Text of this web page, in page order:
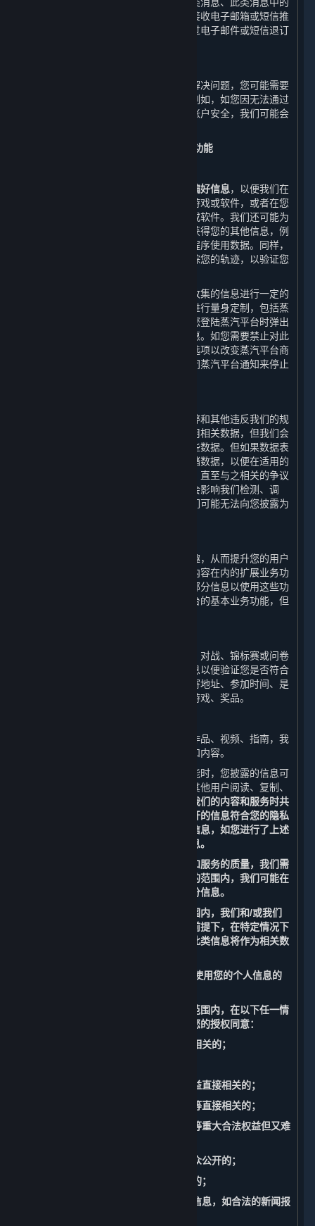
哪些链接被打开等相关信息。如您拒绝接收电子邮箱或短信推
送的商业信息，您可以随时在平台、通过电子邮件或短信退订
在您接受客户支持服务时，为了帮助您解决问题，您可能需要
提供本政策中未明确提及的其他信息，例如，如您因无法通过
密码成功登录账户而投诉，为确保您的账户安全，我们可能会
（二） 改进我们的内容和服务所必需的功能
订单信息、浏览信息和偏好信息，以便我们在
您启动平台时向您展示您可能感兴趣的游戏或软件，或者在您
搜索时向您展示您可能希望找到的游戏或软件。我们还可能为
了改进内容和服务的质量的合理需要而获得您的其他信息，例
如通过自动电子交互收集的数据和应用程序使用数据。同样，
我们也将通过我们的网站和应用程序跟踪您的轨迹，以验证您
为了改善您的用户体验，我们可能会对收集的信息进行一定的
处理，以便我们能够根据您的个性需求进行量身定制，包括蒸
汽平台商店页面显示的内容和服务以及您登陆蒸汽平台时弹出
的内容和服务的更新、相关的建议和优惠。如您需要禁止对此
类信息的处理，您可以通过设置特定筛选项以改变蒸汽平台商
店页面显示的内容和服务，或者通过关闭蒸汽平台通知来停止
为了检测、调查、处理和预防欺诈、作弊和其他违反我们的规
定和适用法律的行为，我们会收集和使用相关数据，但我们会
仅在上述目的所需的最短时间内存储这些数据。但如果数据表
明可能发生违规行为，我们将进一步存储数据，以便在适用的
诉讼时效期间用于主张索赔或进行抗辩，直至与之相关的争议
得到解决。请注意，如果披露此类信息会影响我们检测、调
查、处理和防止违规行为的机制，则我们可能无法向您披露为
为提升您通过平台运行游戏的便捷和乐趣，从而提升您的用户
体验，我们的平台会提供包括如下所列内容在内的扩展业务功
能。您可选择授权我们收集和使用您的部分信息以使用这些功
能；如您拒绝授权，您依然可以使用平台的基本业务功能，但
当您参与线上或线下活动时（包括比赛、对战、锦标赛或问卷
调查），我们会收集和使用您的相关信息以便验证您是否符合
活动资格并向您进行奖品派送，例如邮寄地址、参加时间、是
否符合资格、是否已过期、获奖时间、游戏、奖品。
如您上传、发布游戏文件、截图、美术作品、视频、指南，我
们会收集和使用您所上传、发布的信息和内容。
当您使用平台的社交功能、内容上传功能时，您披露的信息可
能会成为公开信息。这些信息可能会被其他用户阅读、复制、
请您谨慎考虑是否在使用我们的内容和服务时共
享甚至公开分享相关信息，以确保您公开的信息符合您的隐私
偏好。请勿上传、发布或分享任何个人信息，如您进行了上述
操作，我们将无法完全保护您的个人信息。
为改善您使用平台的体验以及提高内容和服务的质量，我们需
要合作伙伴的支持。为此，在法律允许的范围内，我们可能在
特定情况下委托我们的合作伙伴收集部分信息。
为保护您的个人信息，在法律允许的范围内，我们和/或我们
的合作伙伴也可能在不识别个人身份的前提下，在特定情况下
访问、收集、存储和使用部分信息，且此类信息将作为相关数
（三） 无需征得您的授权同意而收集和使用您的个人信息的
您充分理解并同意，我们在法律允许的范围内，在以下任一情
况下收集、使用您的个人信息无需征得您的授权同意：
1. 与我们履行适用法律法规规定的义务相关的；
3. 与公共安全、公共卫生、重大公共利益直接相关的；
4. 与刑事侦查、起诉、审判和判决执行等直接相关的；
5. 出于维护您或其他个人的生命、财产等重大合法权益但又难
6. 所涉及的个人信息是您自行向社会公众公开的；
7. 根据您的要求签订和履行合同所必需的；
8. 从合法公开披露的信息中收集的个人信息，如合法的新闻报